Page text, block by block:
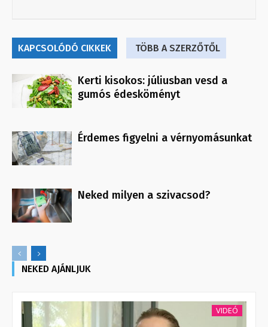
KAPCSOLÓDÓ CIKKEK TÖBB A SZERZŐTŐL
Kerti kisokos: júliusban vesd a
gumós édesköményt
Érdemes figyelni a vérnyomásunkat
Neked milyen a szivacsod?
NEKED AJÁNLJUK
VIDEÓ